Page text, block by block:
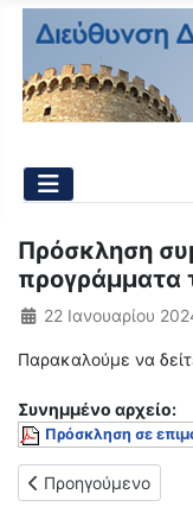
Πρόσκληση
προγράμματα
Λεπτομέρειες
22 Ιανουαρίου
Παρακαλούμε να
Συνημμένo αρχείο:
Πρόσκληση σε
Προηγούμενο
Προηγούμενο